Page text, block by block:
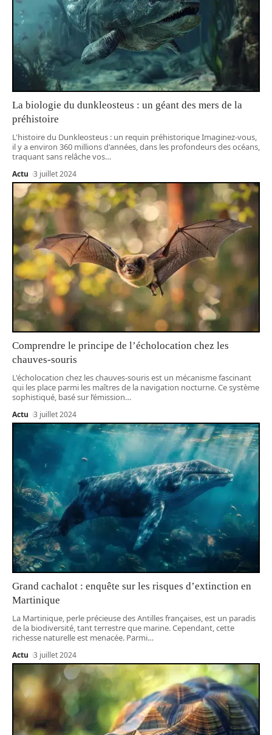
La biologie du dunkleosteus : un géant des mers de la
préhistoire
L'histoire du Dunkleosteus : un requin préhistorique Imaginez-vous,
il y a environ 360 millions d'années, dans les profondeurs des océans,
traquant sans relâche vos…
Actu 3 juillet 2024
Comprendre le principe de l’écholocation chez les
chauves-souris
L'écholocation chez les chauves-souris est un mécanisme fascinant
qui les place parmi les maîtres de la navigation nocturne. Ce système
sophistiqué, basé sur l’émission…
Actu 3 juillet 2024
Grand cachalot : enquête sur les risques d’extinction en
Martinique
La Martinique, perle précieuse des Antilles françaises, est un paradis
de la biodiversité, tant terrestre que marine. Cependant, cette
richesse naturelle est menacée. Parmi…
Actu 3 juillet 2024